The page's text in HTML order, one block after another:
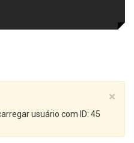
×
usuário com ID: 45